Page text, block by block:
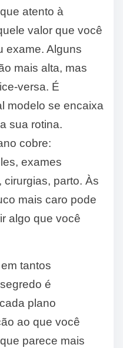
atento à
valor que você
exame. Alguns
mais alta, mas
versa. É
modelo se encaixa
sua rotina.
cobre:
exames
parto. Às
mais caro pode
algo que você
tantos
é
plano
ao que você
parece mais